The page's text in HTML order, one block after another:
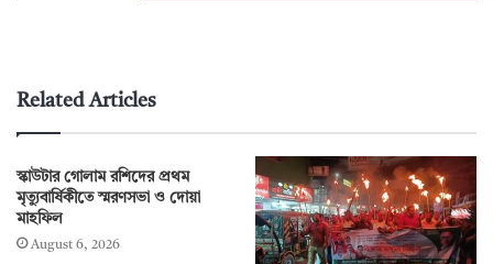
Related Articles
স্কাউটার গোলাম রশিদের প্রথম
মৃত্যুবার্ষিকীতে স্মরণসভা ও দোয়া
মাহফিল
August 6, 2026